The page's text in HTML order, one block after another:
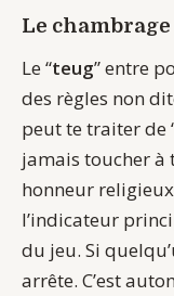
Le
Le “teug” entre
des règles non
peut te traiter de
jamais toucher à
honneur
l’indicateur
du jeu. Si
arrête. C’est